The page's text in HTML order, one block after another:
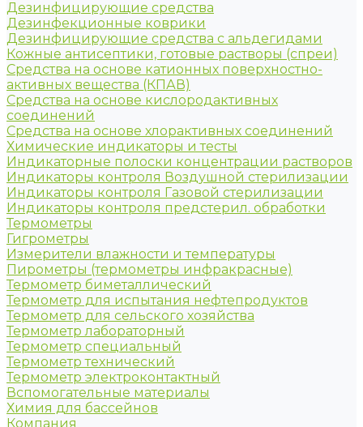
Дезинфицирующие средства
Дезинфекционные коврики
Дезинфицирующие средства с альдегидами
Кожные антисептики, готовые растворы (спреи)
Средства на основе катионных поверхностно-
активных вещества (КПАВ)
Средства на основе кислородактивных
соединений
Средства на основе хлорактивных соединений
Химические индикаторы и тесты
Индикаторные полоски концентрации растворов
Индикаторы контроля Воздушной стерилизации
Индикаторы контроля Газовой стерилизации
Индикаторы контроля предстерил. обработки
Термометры
Гигрометры
Измерители влажности и температуры
Пирометры (термометры инфракрасные)
Термометр биметаллический
Термометр для испытания нефтепродуктов
Термометр для сельского хозяйства
Термометр лабораторный
Термометр специальный
Термометр технический
Термометр электроконтактный
Вспомогательные материалы
Химия для бассейнов
Компания